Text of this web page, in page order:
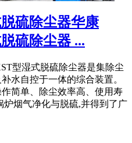
硫除尘器华康
硫除尘器 ...
型湿式脱硫除尘器是集除尘
水自控于一体的综合装置。
简单、除尘效率高、使用寿
炉烟气净化与脱硫,并得到了广